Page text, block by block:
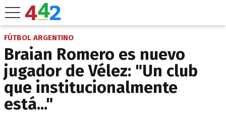
FÚTBOL ARGENTINO
Braian Romero es nuevo
jugador de Vélez: "Un club
que institucionalmente
está..."